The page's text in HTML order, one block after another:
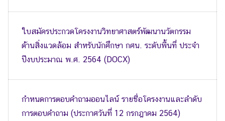
ใบสมัครประกวดโครงงานวิทยาศาสตร์พัฒนานวัตกรรม
ด้านสิ่งแวดล้อม สำหรับนักศึกษา กศน. ระดับพื้นที่ ประจำ
ปีงบประมาณ พ.ศ. 2564 (DOCX)
กำหนดการตอบคำถามออนไลน์ รายชื่อโครงงานและลำดับ
การตอบคำถาม (ประกาศวันที่ 12 กรกฎาคม 2564)